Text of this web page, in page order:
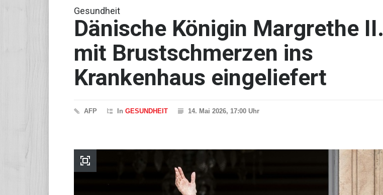
Gesundheit
Dänische Königin Margrethe II.
mit Brustschmerzen ins
Krankenhaus eingeliefert
AFP In GESUNDHEIT 14. Mai 2026, 17:00 Uhr